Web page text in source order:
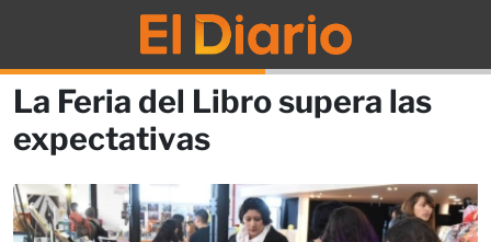
La Feria del Libro supera las
expectativas